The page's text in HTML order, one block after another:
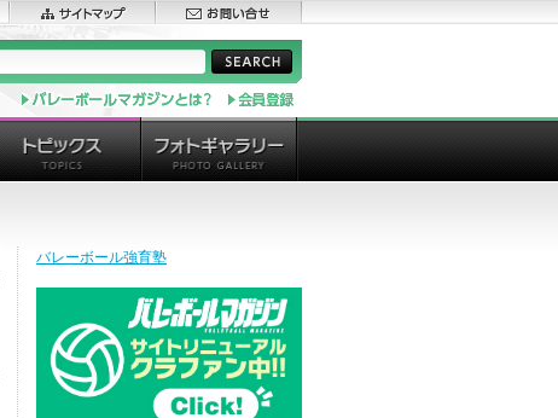
バレーボール強育塾